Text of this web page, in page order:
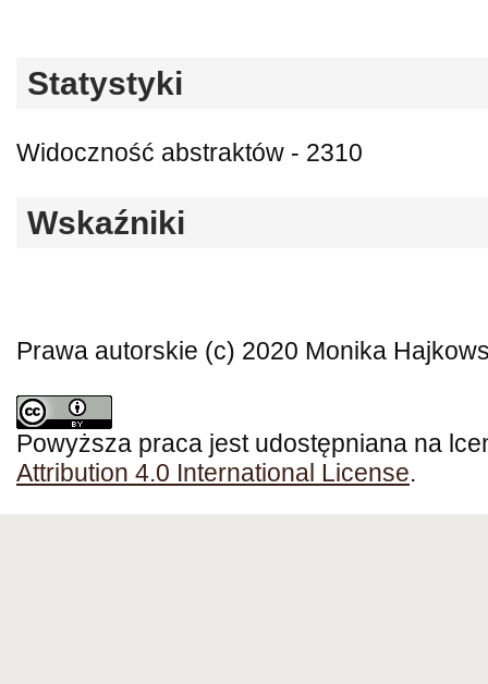
Statystyki
Widoczność abstraktów - 2310
Wskaźniki
Prawa autorskie (c) 2020 Monika
Powyższa praca jest udostępniana na
Attribution 4.0 International License.